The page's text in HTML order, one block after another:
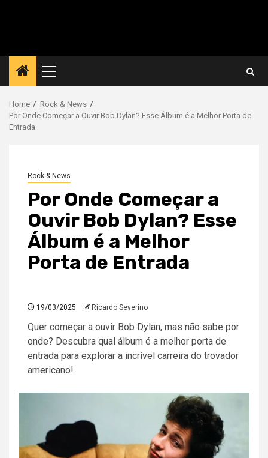
Primary
Menu
Home
Rock & News
Por Onde Começar a Ouvir Bob Dylan? Esse Álbum é a Melhor Porta de
Entrada
Rock & News
Por Onde Começar a
Ouvir Bob Dylan? Esse
Álbum é a Melhor
Porta de Entrada
19/03/2025 Ricardo Severino
Quer começar a ouvir Bob Dylan, mas não sabe por
onde? Descubra qual álbum é a melhor porta de
entrada para explorar a incrível carreira do trovador
americano!